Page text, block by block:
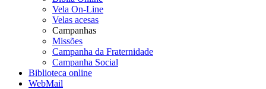
Vela On-Line
Velas acesas
Campanhas
Missões
Campanha da Fraternidade
Campanha Social
Biblioteca online
WebMail